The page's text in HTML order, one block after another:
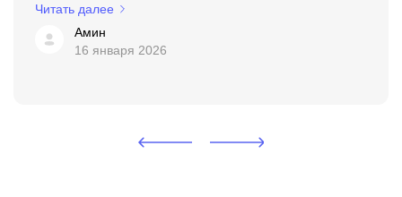
заслуживает одобре...
Читать далее
Амин
16 января 2026